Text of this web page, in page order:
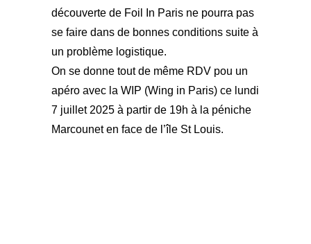
découverte de Foil In Paris ne pourra pas
se faire dans de bonnes conditions suite à
un problème logistique.
On se donne tout de même RDV pou un
apéro avec la WIP (Wing in Paris) ce lundi
7 juillet 2025 à partir de 19h à la péniche
Marcounet en face de l’île St Louis.